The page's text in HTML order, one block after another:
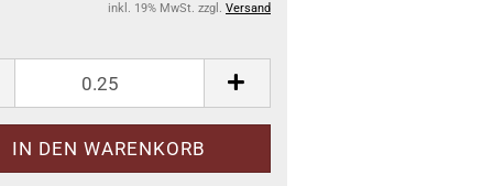
inkl. 19% MwSt. zzgl. Versand